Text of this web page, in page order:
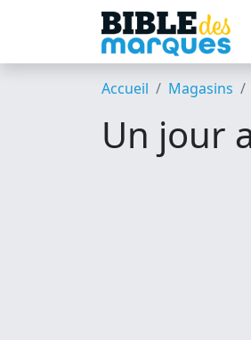
Accueil Magasins
Un jour